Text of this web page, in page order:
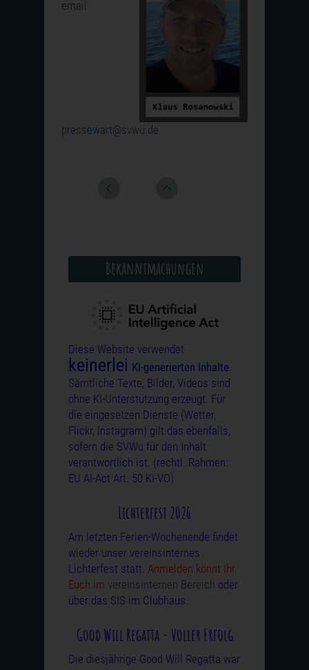
email:
pressewart@svwu.de
Bekanntmachungen
Diese Website verwendet
keinerlei KI-generierten Inhalte
Sämtliche Texte, Bilder, Videos sind
ohne KI-Unterstützung erzeugt. Für
die eingesetzen Dienste (Wetter,
Flickr, Instagram) gilt das ebenfalls,
sofern die SVWu für den Inhalt
verantwortlich ist. (rechtl. Rahmen:
EU AI-Act Art. 50 KI-VO)
Lichterfest 2026
Am letzten Ferien-Wochenende findet
wieder unser vereinsinternes
Lichterfest statt. Anmelden könnt Ihr
Euch im vereinsinternen Bereich oder
über das SIS im Clubhaus.
Good Will Regatta - Voller Erfolg
Die diesjährige Good Will Regatta war